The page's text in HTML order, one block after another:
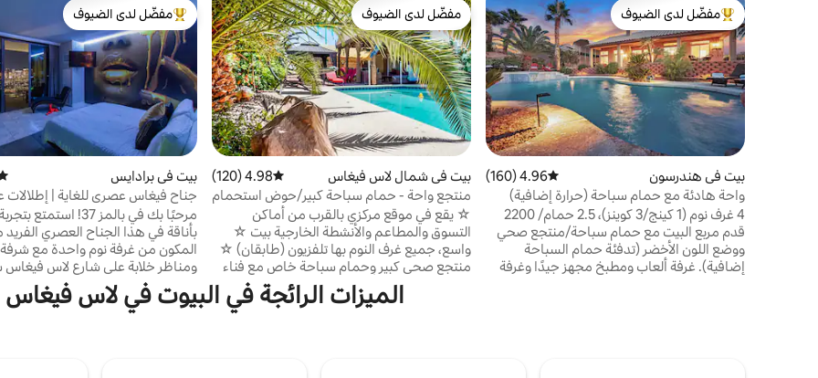
من أبرز البيوت المفضّلة لدى الضيوف
مفضّل لدى الضيوف
بيت في هندرسون متوسط التقييم 4.96 من 5، 160 مراجعات
4.96 (160)
واحة هادئة مع حمام سباحة (حرارة إضافية)
سبا/ملعب غولف مصغر.
4 غرف نوم (1 كينج/3 كوينز)، 2.5 حمام/ 2200
قدم مربع البيت مع حمام سباحة/منتجع صحي
ووضع اللون الأخضر (تدفئة حمام السباحة
إضافية). غرفة ألعاب ومطبخ مجهز جيدًا وغرفة
مفضّل لدى الضيوف
مفضّل لدى الضيوف
بيت في شمال لاس فيغاس متوسط التقييم 4.98 من 5، 120 مراجعات
4.98 (120)
منتجع واحة - حمام سباحة كبير/حوض استحمام
ساخن - بالقرب من شارع ستريب، سبيدواي
☆ يقع في موقع مركزي بالقرب من أماكن
التسوق والمطاعم والأنشطة الخارجية بيت ☆
واسع، جميع غرف النوم بها تلفزيون (طابقان) ☆
منتجع صحي كبير وحمام سباحة خاص مع فناء
خلفي واحة يمكن أن يستوعب الضيوف الذين
يتطلعون إلى الابتعاد ☆ توفر الحديقة الجميلة
من أبرز البيوت المفضّلة لدى الضيوف
مفضّل لدى الضيوف
بيت في برادايس
جناح فيغاس عصري للغاية | إطلالات
+ شرفة
مرحبًا بك في بالمز 37!
بأناقة في هذا الجناح العصري
المكون من غرفة نوم واحدة مع
ومناظر خلابة على شارع لاس
يتميز هذا الجناح الذي تمت ترقيته
داخلية أنيقة ومخصصة ومطبخ مجهز
وبار قهوة مريح ونوافذ ممتدة من
الميزات الرائجة في البيوت في لاس فيغاس